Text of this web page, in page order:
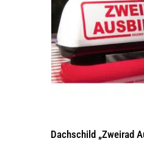
Dachschild „Zweirad